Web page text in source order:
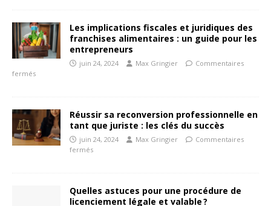
Les implications fiscales et juridiques des
franchises alimentaires : un guide pour les
entrepreneurs
juin 24, 2024 Max Gringier
Commentaires
fermés
Réussir sa reconversion professionnelle en
tant que juriste : les clés du succès
juin 24, 2024 Max Gringier
Commentaires
fermés
Quelles astuces pour une procédure de
licenciement légale et valable ?